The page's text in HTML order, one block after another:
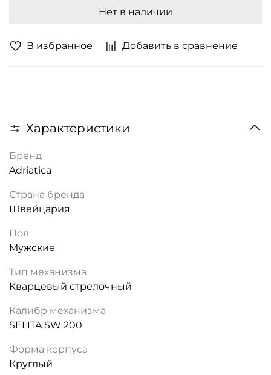
В избранное Добавить в сравнение
Нет в наличии
Характеристики
Бренд
Adriatica
Страна бренда
Швейцария
Пол
Мужские
Тип механизма
Кварцевый стрелочный
Калибр механизма
SELITA SW 200
Форма корпуса
Круглый